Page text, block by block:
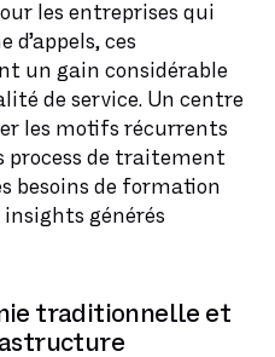
les entreprises qui
ces
un gain considérable
de service. Un centre
les motifs récurrents
process de traitement
besoins de formation
insights générés
traditionnelle et